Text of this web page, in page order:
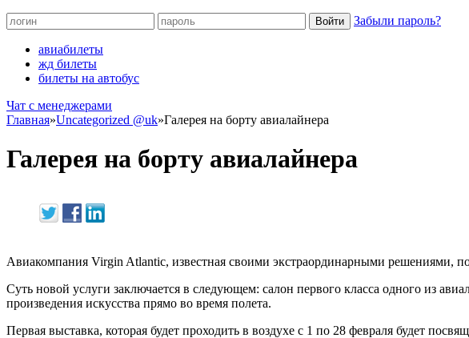
Забыли пароль?
авиабилеты
жд билеты
билеты на автобус
Чат c менеджерами
Главная»Uncategorized @uk»Галерея на борту авиалайнера
Галерея на борту авиалайнера
Авиакомпания Virgin Atlantic, известная своими экстраординарными решениями,
Суть новой услуги заключается в следующем: салон первого класса одного из
произведения искусства прямо во время полета.
Первая выставка, которая будет проходить в воздухе с 1 по 28 февраля будет